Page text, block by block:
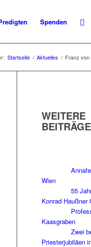
Spenden
Startseite / Aktuelles / Franz von
WEITERE
BEITRÄGE
Wien
55
Konrad Haußner
Kaasgraben
Zwei
Priesterjubiläen